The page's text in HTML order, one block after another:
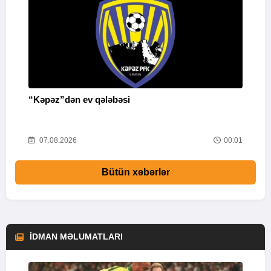
“Kəpəz”dən ev qələbəsi
07.08.2026 00:01
Bütün xəbərlər
İDMAN MƏLUMATLARI